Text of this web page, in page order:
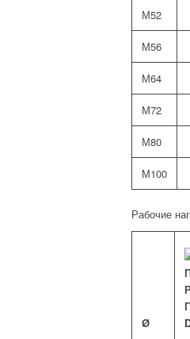
М52
М56
М64
М72
М80
М100
Рабочие
Ø